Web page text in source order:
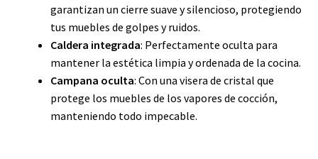
garantizan un cierre suave y silencioso, protegiendo
tus muebles de golpes y ruidos.
Caldera integrada: Perfectamente oculta para
mantener la estética limpia y ordenada de la cocina.
Campana oculta: Con una visera de cristal que
protege los muebles de los vapores de cocción,
manteniendo todo impecable.